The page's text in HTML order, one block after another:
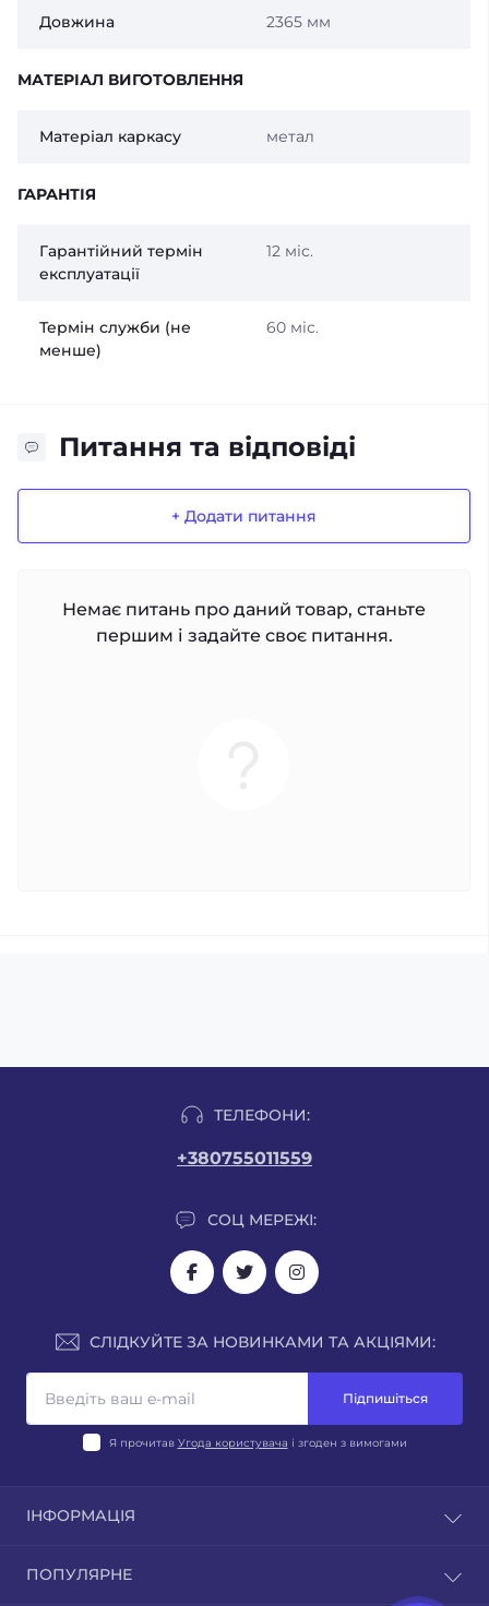
Довжина 2365 мм
МАТЕРІАЛ ВИГОТОВЛЕННЯ
Матеріал каркасу метал
ГАРАНТІЯ
Гарантійний термін
експлуатації
12 міс.
Термін служби (не
менше)
60 міс.
Питання та відповіді
+ Додати питання
Немає питань про даний товар, станьте
першим і задайте своє питання.
ТЕЛЕФОНИ:
+380755011559
СОЦ МЕРЕЖІ:
СЛІДКУЙТЕ ЗА НОВИНКАМИ ТА АКЦІЯМИ:
Підпишіться
Я прочитав Угода користувача і згоден з вимогами
ІНФОРМАЦІЯ
Відгуки
ПОПУЛЯРНЕ